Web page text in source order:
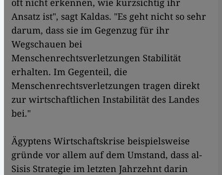
Ansatz ist", sagt Kaldas. "Es geht nicht so sehr
darum, dass sie im Gegenzug für ihr
Wegschauen bei
Menschenrechtsverletzungen Stabilität
erhalten. Im Gegenteil, die
Menschenrechtsverletzungen tragen direkt
zur wirtschaftlichen Instabilität des Landes
bei."
Ägyptens Wirtschaftskrise beispielsweise
gründe vor allem auf dem Umstand, dass al-
Sisis Strategie im letzten Jahrzehnt darin